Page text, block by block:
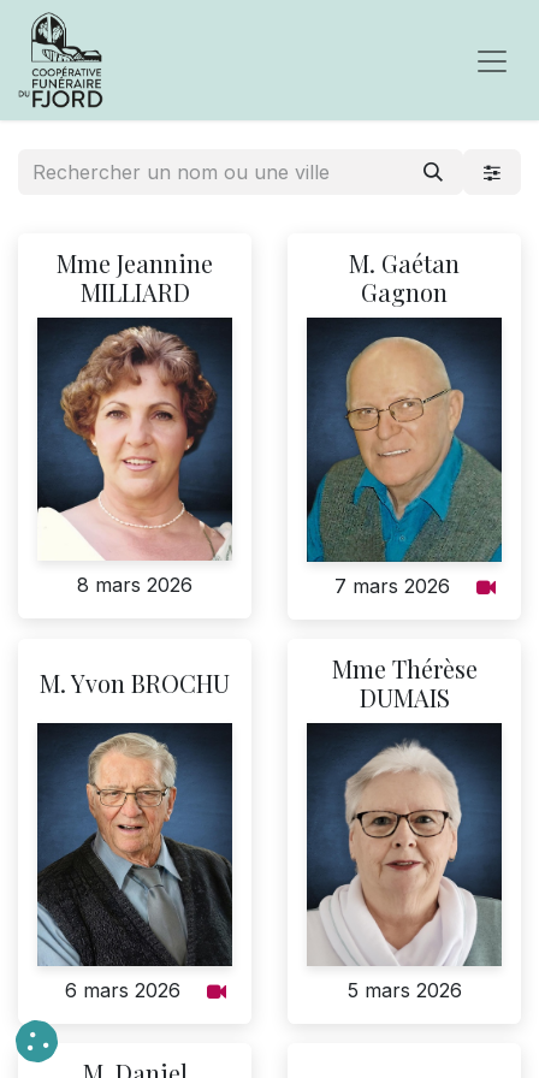
Mme Jeannine
MILLIARD
8 mars 2026
M. Gaétan
Gagnon
7 mars 2026
M. Yvon BROCHU
6 mars 2026
Mme Thérèse
DUMAIS
5 mars 2026